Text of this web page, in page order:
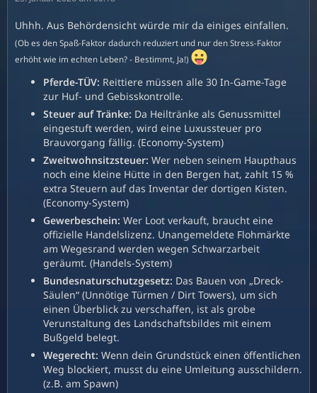
Uhhh. Aus Behördensicht würde mir da einiges einfallen.
(Ob es den Spaß-Faktor dadurch reduziert und nur den Stress-Faktor
erhöht wie im echten Leben? - Bestimmt, Ja!)
Pferde-TÜV: Reittiere müssen alle 30 In-Game-Tage
zur Huf- und Gebisskontrolle.
Steuer auf Tränke: Da Heiltränke als Genussmittel
eingestuft werden, wird eine Luxussteuer pro
Brauvorgang fällig. (Economy-System)
Zweitwohnsitzsteuer: Wer neben seinem Haupthaus
noch eine kleine Hütte in den Bergen hat, zahlt 15 %
extra Steuern auf das Inventar der dortigen Kisten.
(Economy-System)
Gewerbeschein: Wer Loot verkauft, braucht eine
offizielle Handelslizenz. Unangemeldete Flohmärkte
am Wegesrand werden wegen Schwarzarbeit
geräumt. (Handels-System)
Bundesnaturschutzgesetz: Das Bauen von „Dreck-
Säulen“ (Unnötige Türmen / Dirt Towers), um sich
einen Überblick zu verschaffen, ist als grobe
Verunstaltung des Landschaftsbildes mit einem
Bußgeld belegt.
Wegerecht: Wenn dein Grundstück einen öffentlichen
Weg blockiert, musst du eine Umleitung ausschildern.
(z.B. am Spawn)